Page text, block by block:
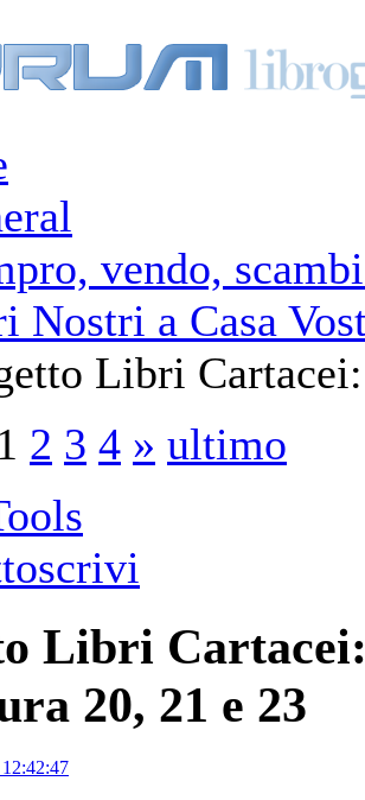
vendo,
Nostri a Casa
Libri
1 2 3 4 » ultimo
Libri
20, 21 e 23